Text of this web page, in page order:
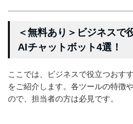
＜無料あり＞ビジネスで
AIチャットボット4選！
ここでは、ビジネスで役立つおす
をご紹介します。各ツールの特徴
ので、担当者の方は必見です。